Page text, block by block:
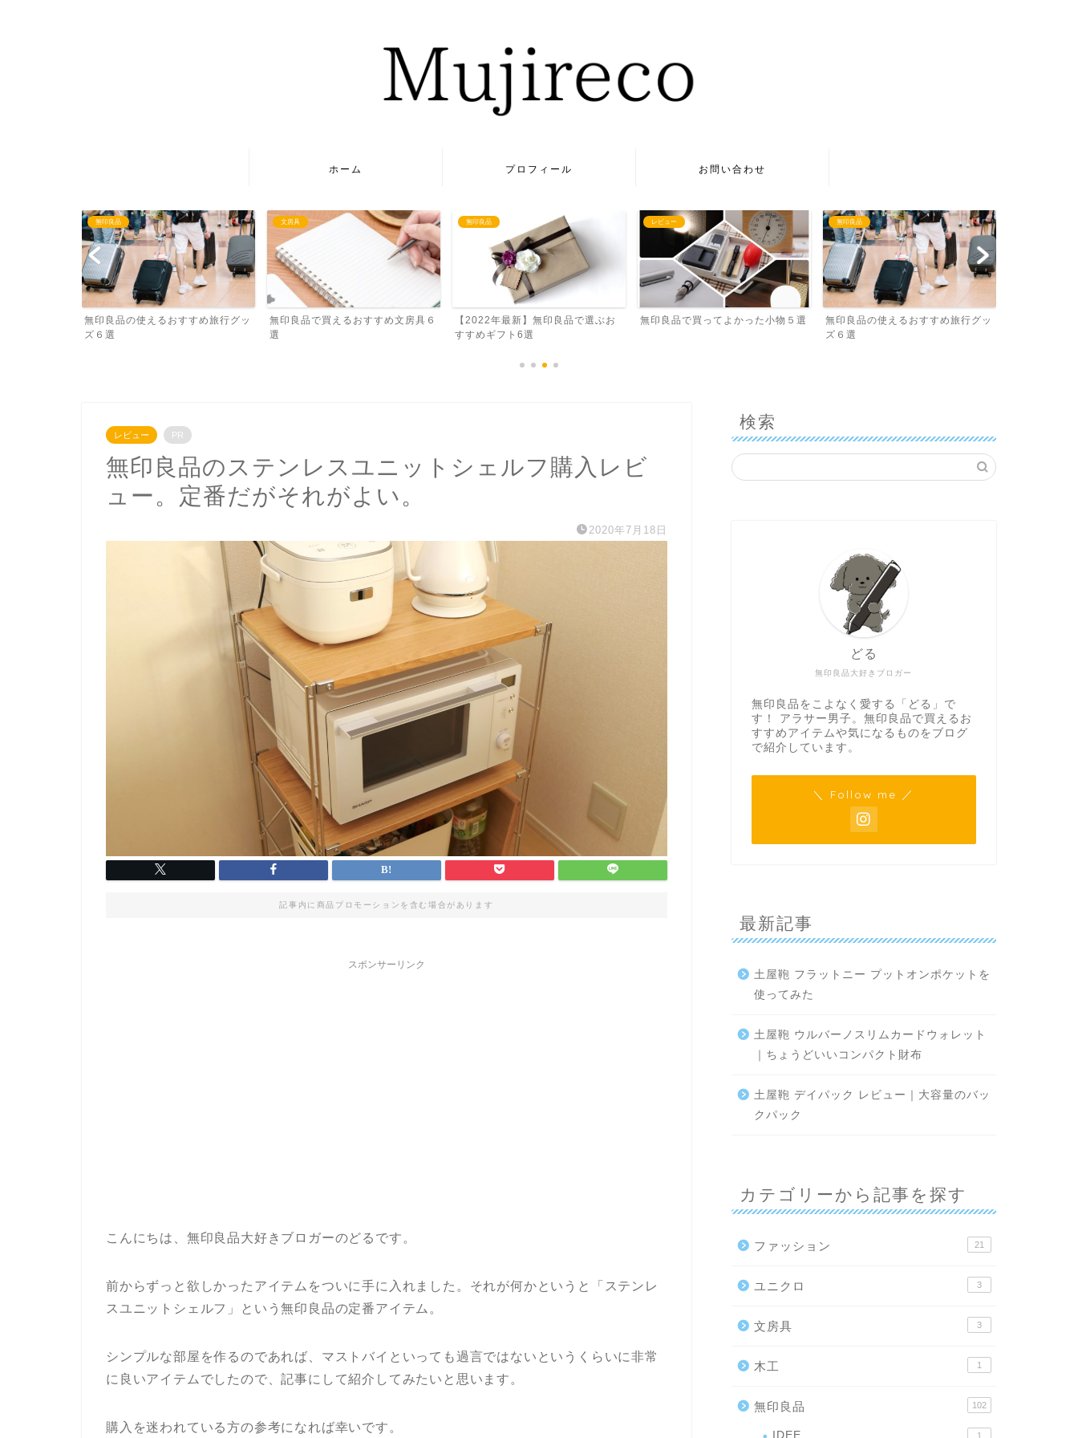
ホーム プロフィール お問い合わせ
無印良品
無印良品の使えるおすすめ旅行グッ
ズ６選
文房具
無印良品で買えるおすすめ文房具６
選
無印良品
【2022年最新】無印良品で選ぶお
すすめギフト6選
レビュー
無印良品で買ってよかった小物５選
無印良品
無印良品の使えるおすすめ旅行グッ
ズ６選
レビュー PR
無印良品のステンレスユニットシェルフ購入レビ
ュー。定番だがそれがよい。
2020年7月18日
記事内に商品プロモーションを含む場合があります
スポンサーリンク
こんにちは、無印良品大好きブロガーのどるです。
前からずっと欲しかったアイテムをついに手に入れました。それが何かというと「ステンレ
スユニットシェルフ」という無印良品の定番アイテム。
シンプルな部屋を作るのであれば、マストバイといっても過言ではないというくらいに非常
に良いアイテムでしたので、記事にして紹介してみたいと思います。
購入を迷われている方の参考になれば幸いです。
検索
無印良品大好きブロガー
どる
無印良品をこよなく愛する「どる」で
す！ アラサー男子。無印良品で買えるお
すすめアイテムや気になるものをブログ
で紹介しています。
＼ Follow me ／
最新記事
土屋鞄 フラットニー プットオンポケットを
使ってみた
土屋鞄 ウルバーノスリムカードウォレット
｜ちょうどいいコンパクト財布
土屋鞄 デイパック レビュー｜大容量のバッ
クパック
カテゴリーから記事を探す
ファッション 21
ユニクロ 3
文房具 3
木工 1
無印良品 102
IDEE 1